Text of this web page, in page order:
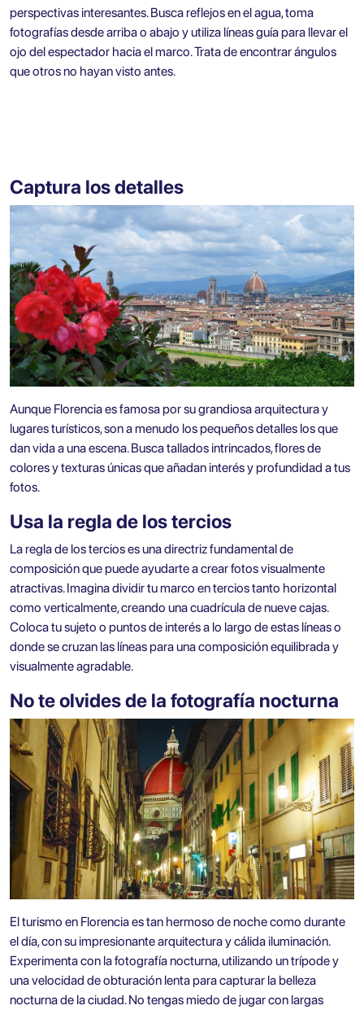
perspectivas interesantes. Busca reflejos en el agua, toma
fotografías desde arriba o abajo y utiliza líneas guía para llevar el
ojo del espectador hacia el marco. Trata de encontrar ángulos
que otros no hayan visto antes.
Captura los detalles
Aunque Florencia es famosa por su grandiosa arquitectura y
lugares turísticos, son a menudo los pequeños detalles los que
dan vida a una escena. Busca tallados intrincados, flores de
colores y texturas únicas que añadan interés y profundidad a tus
fotos.
Usa la regla de los tercios
La regla de los tercios es una directriz fundamental de
composición que puede ayudarte a crear fotos visualmente
atractivas. Imagina dividir tu marco en tercios tanto horizontal
como verticalmente, creando una cuadrícula de nueve cajas.
Coloca tu sujeto o puntos de interés a lo largo de estas líneas o
donde se cruzan las líneas para una composición equilibrada y
visualmente agradable.
No te olvides de la fotografía nocturna
El turismo en Florenciaes tan hermoso de noche como durante
el día, con su impresionante arquitectura y cálida iluminación.
Experimenta con la fotografía nocturna, utilizando un trípode y
una velocidad de obturación lenta para capturar la belleza
nocturna de la ciudad. No tengas miedo de jugar con largas